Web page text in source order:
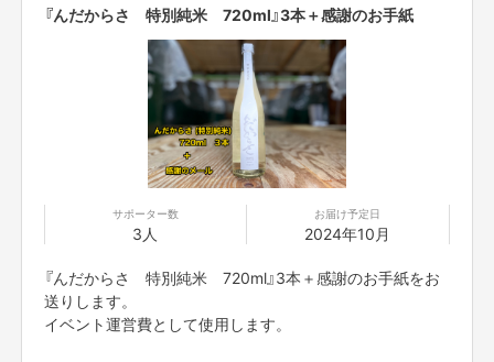
住み始めてから今日に至るまで、この地のポテンシャルの高さ、魅力の多彩
さに日々驚かされるのです。「あえてP Rせずに隠してたんですか」と疑うほ
※送料込み、国内のみの発送です。
※20歳未満の方の飲酒は法律で禁止されています。20歳未
満の方には酒類の販売は致しません。
『んだからさ 特別純米 720ml』3本＋感謝のお手紙
サポーター数
3人
お届け予定日
2024年10月
『んだからさ 特別純米 720ml』3本＋感謝のお手紙をお
送りします。
イベント運営費として使用します。